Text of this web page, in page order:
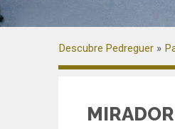
Descubre Pedreguer